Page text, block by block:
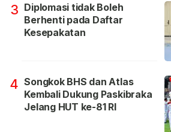
3 Diplomasi tidak Boleh
Berhenti pada Daftar
Kesepakatan
4 Songkok BHS dan Atlas
Kembali Dukung Paskibraka
Jelang HUT ke-81 RI